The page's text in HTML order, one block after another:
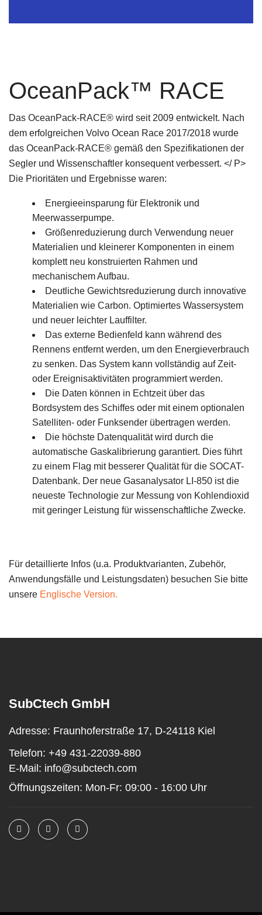
OceanPack™ RACE
Das OceanPack-RACE® wird seit 2009 entwickelt. Nach
dem erfolgreichen Volvo Ocean Race 2017/2018 wurde
das OceanPack-RACE® gemäß den Spezifikationen der
Segler und Wissenschaftler konsequent verbessert. </ P>
Die Prioritäten und Ergebnisse waren:
Energieeinsparung für Elektronik und
Meerwasserpumpe.
Größenreduzierung durch Verwendung neuer
Materialien und kleinerer Komponenten in einem
komplett neu konstruierten Rahmen und
mechanischem Aufbau.
Deutliche Gewichtsreduzierung durch innovative
Materialien wie Carbon. Optimiertes Wassersystem
und neuer leichter Lauffilter.
Das externe Bedienfeld kann während des
Rennens entfernt werden, um den Energieverbrauch
zu senken. Das System kann vollständig auf Zeit-
oder Ereignisaktivitäten programmiert werden.
Die Daten können in Echtzeit über das
Bordsystem des Schiffes oder mit einem optionalen
Satelliten- oder Funksender übertragen werden.
Die höchste Datenqualität wird durch die
automatische Gaskalibrierung garantiert. Dies führt
zu einem Flag mit besserer Qualität für die SOCAT-
Datenbank. Der neue Gasanalysator LI-850 ist die
neueste Technologie zur Messung von Kohlendioxid
mit geringer Leistung für wissenschaftliche Zwecke.
Für detaillierte Infos (u.a. Produktvarianten, Zubehör,
Anwendungsfälle und Leistungsdaten) besuchen Sie bitte
unsere Englische Version.
SubCtech GmbH
Adresse: Fraunhoferstraße 17, D-24118 Kiel
Telefon: +49 431-22039-880
E-Mail: info@subctech.com
Öffnungszeiten: Mon-Fr: 09:00 - 16:00 Uhr